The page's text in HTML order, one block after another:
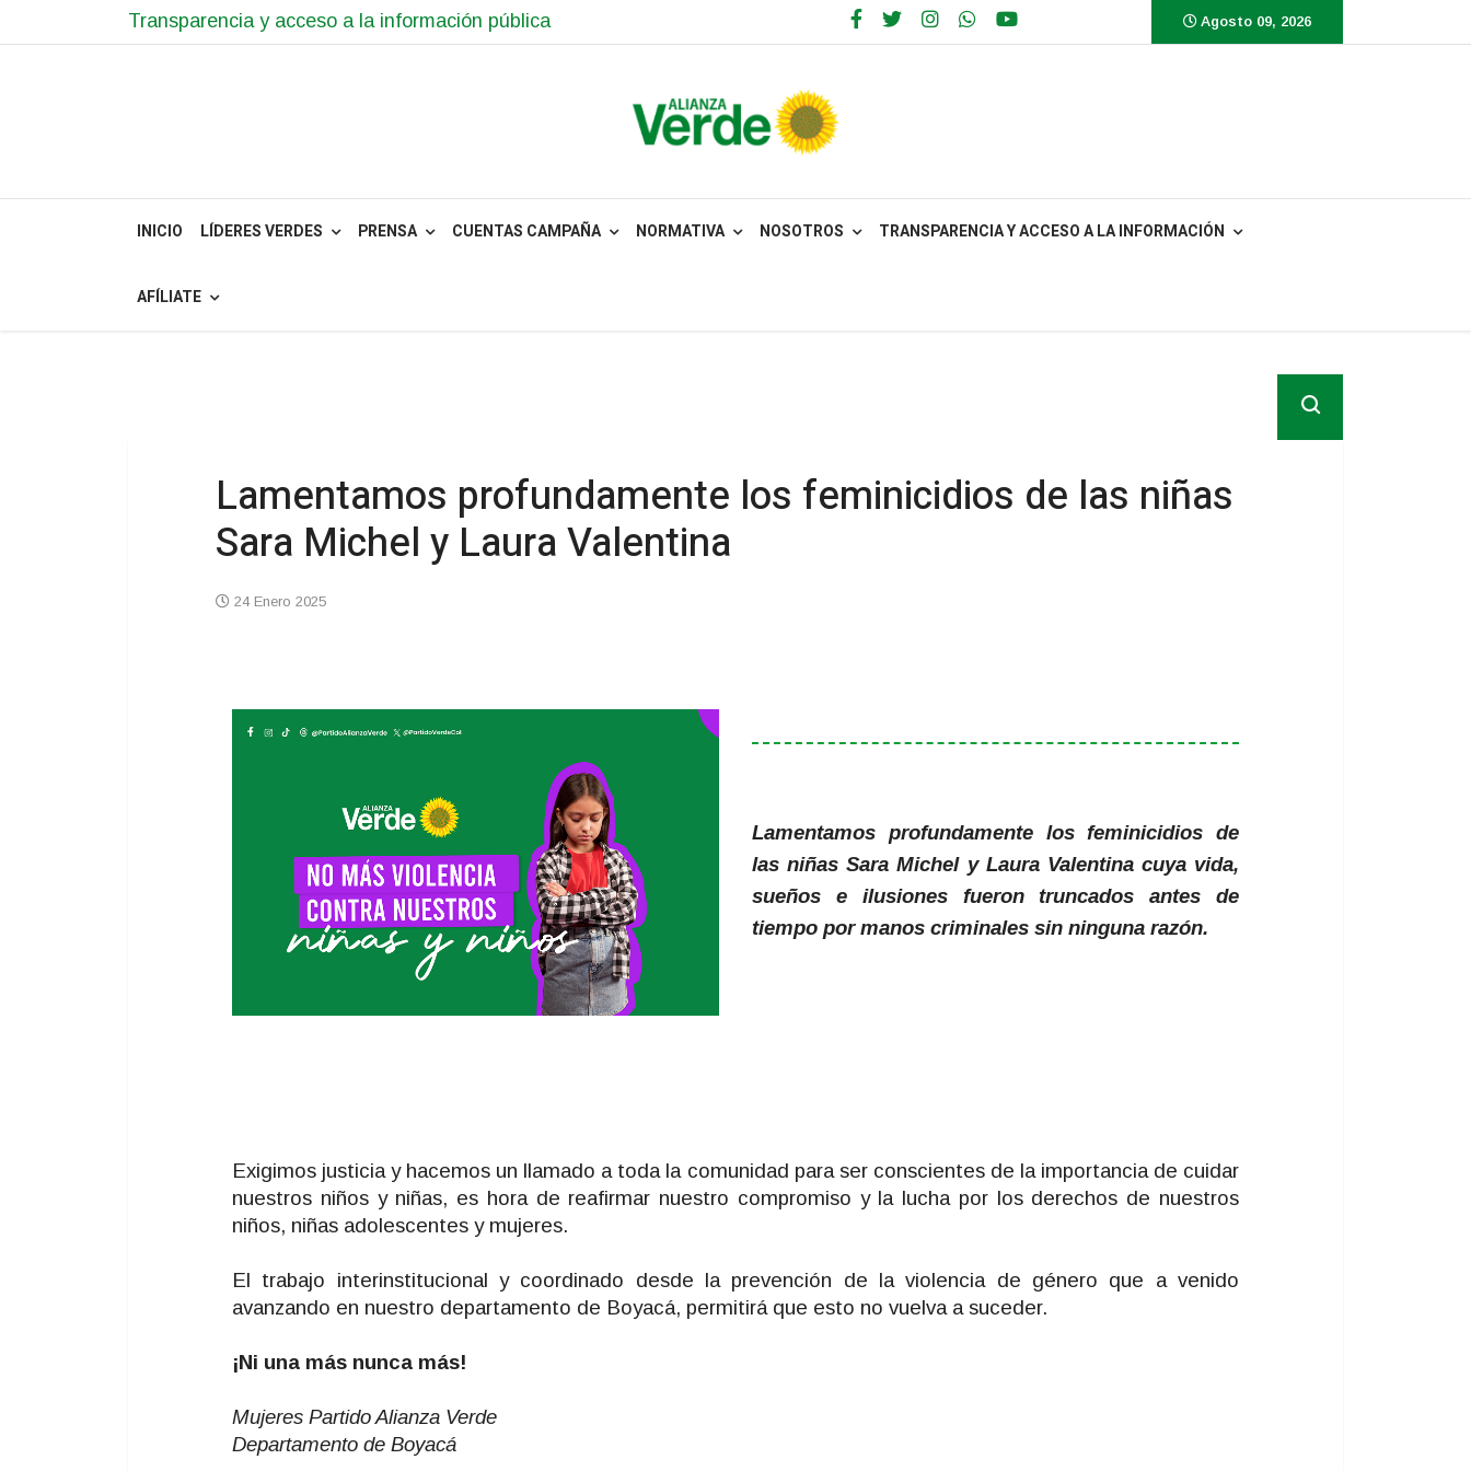
Transparencia y acceso a la información pública Agosto 09, 2026
INICIO LÍDERES VERDES PRENSA CUENTAS CAMPAÑA NORMATIVA NOSOTROS TRANSPARENCIA Y ACCESO A LA INFORMACIÓN
AFÍLIATE
Lamentamos profundamente los feminicidios de las niñas
Sara Michel y Laura Valentina
24 Enero 2025
Lamentamos profundamente los feminicidios de
las niñas Sara Michel y Laura Valentina cuya vida,
sueños e ilusiones fueron truncados antes de
tiempo por manos criminales sin ninguna razón.
Exigimos justicia y hacemos un llamado a toda la comunidad para ser conscientes de la importancia de cuidar
nuestros niños y niñas, es hora de reafirmar nuestro compromiso y la lucha por los derechos de nuestros
niños, niñas adolescentes y mujeres.
El trabajo interinstitucional y coordinado desde la prevención de la violencia de género que a venido
avanzando en nuestro departamento de Boyacá, permitirá que esto no vuelva a suceder.
¡Ni una más nunca más!
Mujeres Partido Alianza Verde
Departamento de Boyacá